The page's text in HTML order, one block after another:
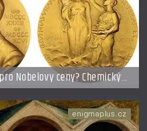
Nobelovy ceny? Chemický
enigmaplus.cz